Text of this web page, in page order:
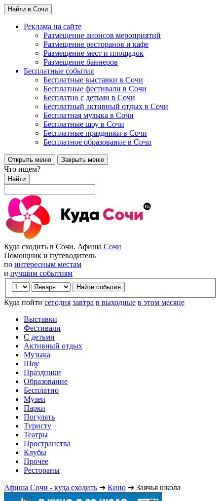
Найти в Сочи
Реклама на сайте
Размещение анонсов мероприятий
Размещение ресторанов и кафе
Размещение мест и площадок
Размещение баннеров
Бесплатные события
Бесплатные выставки в Сочи
Бесплатные фестивали в Сочи
Бесплатно с детьми в Сочи
Бесплатный активный отдых в Сочи
Бесплатная музыка в Сочи
Бесплатные шоу в Сочи
Бесплатные праздники в Сочи
Бесплатное образование в Сочи
Открыть меню Закрыть меню
Что ищем?
Найти
Куда сходить в Сочи. Афиша Сочи
Помощник и путеводитель
по интересным местам
и лучшим событиям
Куда пойти сегодня завтра в выходные в этом месяце
Выставки
Фестивали
С детьми
Активный отдых
Музыка
Шоу
Праздники
Образование
Бесплатно
Музеи
Парки
Погулять
Туристу
Театры
Пространства
Клубы
Прочее
Рестораны
Афиша Сочи - куда сходить ➔ Кино ➔ Заячья школа